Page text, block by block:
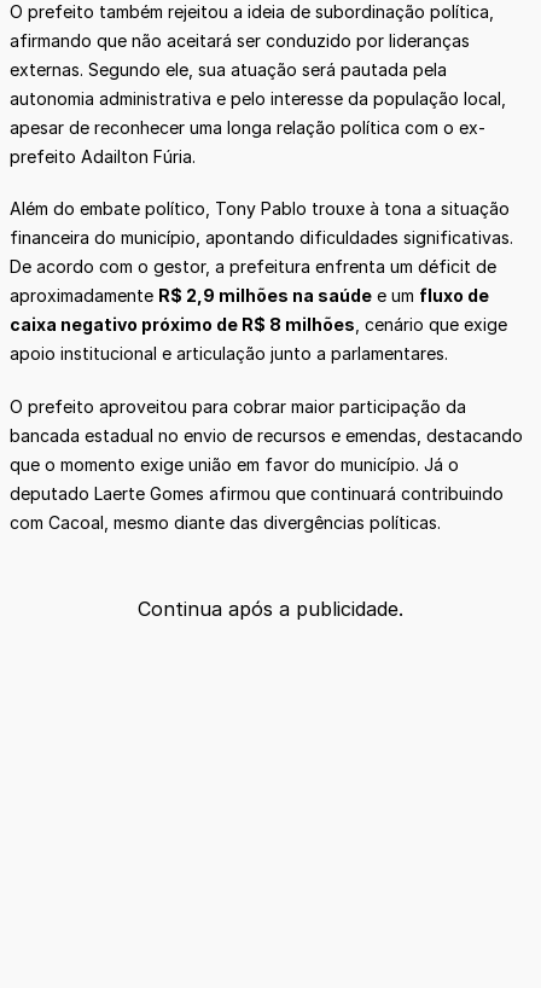
O prefeito também rejeitou a ideia de subordinação política,
afirmando que não aceitará ser conduzido por lideranças
externas. Segundo ele, sua atuação será pautada pela
autonomia administrativa e pelo interesse da população local,
apesar de reconhecer uma longa relação política com o ex-
prefeito Adailton Fúria.
Além do embate político, Tony Pablo trouxe à tona a situação
financeira do município, apontando dificuldades significativas.
De acordo com o gestor, a prefeitura enfrenta um déficit de
aproximadamente R$ 2,9 milhões na saúde e um fluxo de
caixa negativo próximo de R$ 8 milhões, cenário que exige
apoio institucional e articulação junto a parlamentares.
O prefeito aproveitou para cobrar maior participação da
bancada estadual no envio de recursos e emendas, destacando
que o momento exige união em favor do município. Já o
deputado Laerte Gomes afirmou que continuará contribuindo
com Cacoal, mesmo diante das divergências políticas.
Continua após a publicidade.